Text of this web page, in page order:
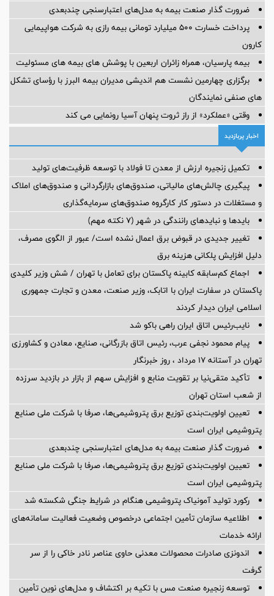
ضرورت گذار صنعت بیمه به مدل‌های اعتبارسنجی چندبعدی
پرداخت خسارت ۵۰۰ میلیارد تومانی بیمه رازی به شرکت هواپیمایی
کارون
بیمه پارسیان، همراه زائران اربعین با پوشش های بیمه های مسئولیت
برگزاری چهارمین نشست هم اندیشی مدیران بیمه البرز با رؤسای تشکل
های صنفی نمایندگان
وقتی «عملکرد» از راز ثروت پنهان آسیا رونمایی می کند
اخبار پربازدید
تکمیل زنجیره ارزش از معدن تا فولاد با توسعه ظرفیت‌های تولید
پیگیری چالش‌های مالیاتی، صندوق‌های بازارگردانی و صندوق‌های املاک
و مستغلات در دستور کار کارگروه صندوق‌های سرمایه‌گذاری
بایدها و نبایدهای رانندگی در شهر (۷ نکته مهم)
تغییر جدیدی در قبوض برق اعمال نشده است/ عبور از الگوی مصرف،
دلیل افزایش پلکانی هزینه برق
اجماع کم‌سابقه کابینه پاکستان برای تعامل با تهران / شش وزیر کلیدی
پاکستان در سفارت ایران با اتابک، وزیر صنعت، معدن و تجارت جمهوری
اسلامی ایران دیدار کردند
نایب‌رئیس اتاق ایران راهی باکو شد
پیام محمود نجفی عرب، رئیس اتاق بازرگانی، صنایع، معادن و کشاورزی
تهران در آستانه 17 مرداد ، روز خبرنگار
تأکید متقی‌نیا بر تقویت منابع و افزایش سهم از بازار در بازدید سرزده
از شعب استان تهران
تعیین اولویت‌بندی توزیع برق پتروشیمی‌ها، صرفا با شرکت ملی صنایع
پتروشیمی ایران است
ضرورت گذار صنعت بیمه به مدل‌های اعتبارسنجی چندبعدی
تعیین اولویت‌بندی توزیع برق پتروشیمی‌ها، صرفا با شرکت ملی صنایع
پتروشیمی ایران است
رکورد تولید آمونیاک پتروشیمی هنگام در شرایط جنگی شکسته شد
اطلاعیه سازمان تأمین اجتماعی درخصوص وضعیت فعالیت سامانه‌های
ارائه خدمات
اندونزی صادرات محصولات معدنی حاوی عناصر نادر خاکی را از سر
گرفت
توسعه زنجیره صنعت مس با تکیه بر اکتشاف و مدل‌های نوین تأمین